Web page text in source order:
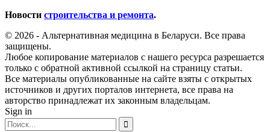
Новости строительства и ремонта.
© 2026 - Альтернативная медицина в Беларуси. Все права
защищены.
Любое копирование материалов с нашего ресурса разрешается
только с обратной активной ссылкой на страницу статьи.
Все материалы опубликованные на сайте взяты с открытых
источников и других порталов интернета, все права на
авторство принадлежат их законным владельцам.
Sign in